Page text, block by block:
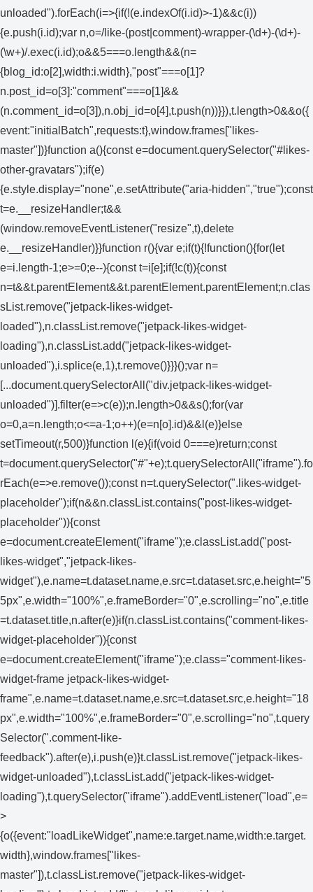
unloaded").forEach(i=>{if(!(e.indexOf(i.id)>-1)&&c(i))
{e.push(i.id);var n,o=/like-(post|comment)-wrapper-(\d+)-(\d+)-
(\w+)/.exec(i.id);o&&5===o.length&&(n=
{blog_id:o[2],width:i.width},"post"===o[1]?
n.post_id=o[3]:"comment"===o[1]&&
(n.comment_id=o[3]),n.obj_id=o[4],t.push(n))}}),t.length>0&&o({
event:"initialBatch",requests:t},window.frames["likes-
master"])}function a(){const e=document.querySelector("#likes-
other-gravatars");if(e)
{e.style.display="none",e.setAttribute("aria-hidden","true");const
t=e.__resizeHandler;t&&
(window.removeEventListener("resize",t),delete
e.__resizeHandler)}}function r(){var e;if(t){!function(){for(let
e=i.length-1;e>=0;e--){const t=i[e];if(!c(t)){const
n=t&&t.parentElement&&t.parentElement.parentElement;n.clas
sList.remove("jetpack-likes-widget-
loaded"),n.classList.remove("jetpack-likes-widget-
loading"),n.classList.add("jetpack-likes-widget-
unloaded"),i.splice(e,1),t.remove()}}}();var n=
[...document.querySelectorAll("div.jetpack-likes-widget-
unloaded")].filter(e=>c(e));n.length>0&&s();for(var
o=0,a=n.length;o<=a-1;o++)(e=n[o].id)&&l(e)}else
setTimeout(r,500)}function l(e){if(void 0===e)return;const
t=document.querySelector("#"+e);t.querySelectorAll("iframe").fo
rEach(e=>e.remove());const n=t.querySelector(".likes-widget-
placeholder");if(n&&n.classList.contains("post-likes-widget-
placeholder")){const
e=document.createElement("iframe");e.classList.add("post-
likes-widget","jetpack-likes-
widget"),e.name=t.dataset.name,e.src=t.dataset.src,e.height="5
5px",e.width="100%",e.frameBorder="0",e.scrolling="no",e.title
=t.dataset.title,n.after(e)}if(n.classList.contains("comment-likes-
widget-placeholder")){const
e=document.createElement("iframe");e.class="comment-likes-
widget-frame jetpack-likes-widget-
frame",e.name=t.dataset.name,e.src=t.dataset.src,e.height="18
px",e.width="100%",e.frameBorder="0",e.scrolling="no",t.query
Selector(".comment-like-
feedback").after(e),i.push(e)}t.classList.remove("jetpack-likes-
widget-unloaded"),t.classList.add("jetpack-likes-widget-
loading"),t.querySelector("iframe").addEventListener("load",e=
>
{o({event:"loadLikeWidget",name:e.target.name,width:e.target.
width},window.frames["likes-
master"]),t.classList.remove("jetpack-likes-widget-